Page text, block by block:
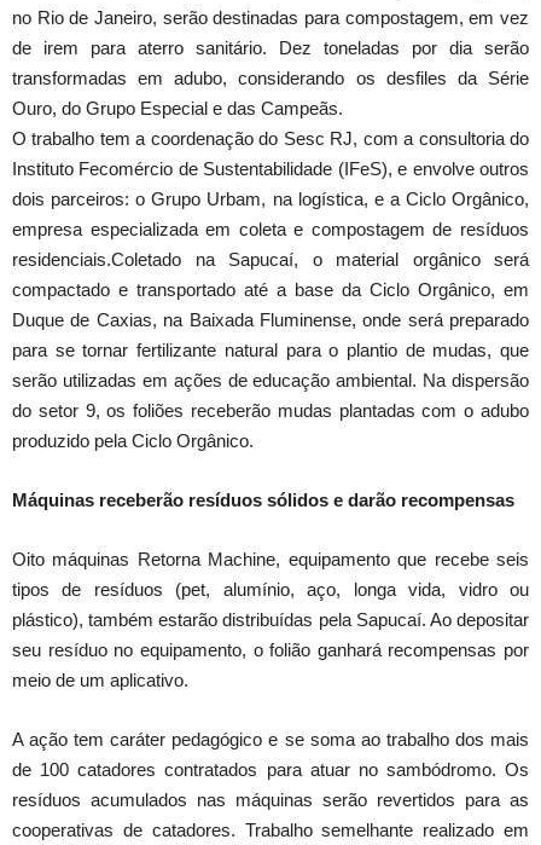
no Rio de Janeiro, serão destinadas para compostagem, em vez
de irem para aterro sanitário. Dez toneladas por dia serão
transformadas em adubo, considerando os desfiles da Série
Ouro, do Grupo Especial e das Campeãs.
O trabalho tem a coordenação do Sesc RJ, com a consultoria do
Instituto Fecomércio de Sustentabilidade (IFeS), e envolve outros
dois parceiros: o Grupo Urbam, na logística, e a Ciclo Orgânico,
empresa especializada em coleta e compostagem de resíduos
residenciais.Coletado na Sapucaí, o material orgânico será
compactado e transportado até a base da Ciclo Orgânico, em
Duque de Caxias, na Baixada Fluminense, onde será preparado
para se tornar fertilizante natural para o plantio de mudas, que
serão utilizadas em ações de educação ambiental. Na dispersão
do setor 9, os foliões receberão mudas plantadas com o adubo
produzido pela Ciclo Orgânico.
Máquinas receberão resíduos sólidos e darão recompensas
Oito máquinas Retorna Machine, equipamento que recebe seis
tipos de resíduos (pet, alumínio, aço, longa vida, vidro ou
plástico), também estarão distribuídas pela Sapucaí. Ao depositar
seu resíduo no equipamento, o folião ganhará recompensas por
meio de um aplicativo.
A ação tem caráter pedagógico e se soma ao trabalho dos mais
de 100 catadores contratados para atuar no sambódromo. Os
resíduos acumulados nas máquinas serão revertidos para as
cooperativas de catadores. Trabalho semelhante realizado em